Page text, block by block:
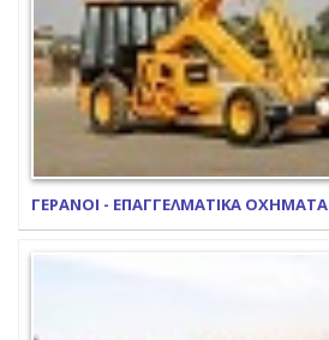
ΓΕΡΑΝΟΙ - ΕΠΑΓΓΕΛΜΑΤΙΚΑ ΟΧΗΜΑΤΑ